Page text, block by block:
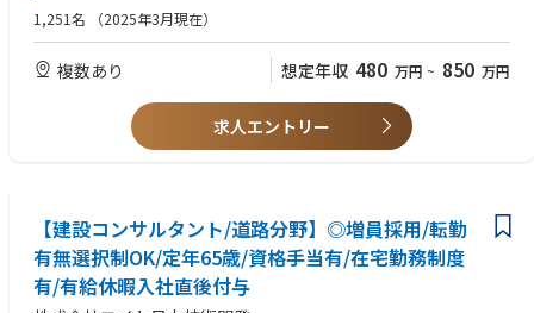
【職務詳細】
入社後はスキルや経験に応じて業務をお任せ致します。
・見積もり作成
・業者の選定／部品の発注
・工事計画書、施工要領書・作業手順書作成
ンテナンス業務は社内の専任スタッフもしくは協力会社が行います。
【主に以下に係る電気設備・計測制御装置に関する工事管理】
・電気設備設計・工事全般、受変電設備更新工事、屋内照明電気配線工事
■歓迎条件
・プラント業界での経験
・第１，2級施工管理士（電気・電通・管）
・第１，2級計装士
・危険物乙種第四類
1,251名 （2025年3月現在）
複数あり 想定年収 480 万円 ~ 850 万円
求人エントリー
【建設コンサルタント/道路分野】◎増員採用/転勤
有無選択制OK/定年65歳/資格手当有/在宅勤務制度
有/有給休暇入社直後付与